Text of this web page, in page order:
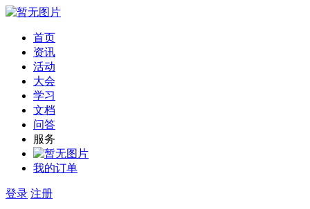
首页
资讯
活动
大会
学习
文档
问答
服务
我的订单
登录 注册